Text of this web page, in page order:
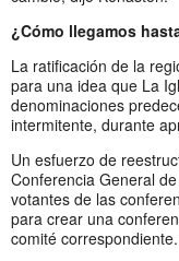
¿Cómo llegamos
La ratificación de la
para una idea que La
denominaciones
intermitente, durante
Un esfuerzo de
Conferencia General
votantes de las
para crear una
comité correspondiente.